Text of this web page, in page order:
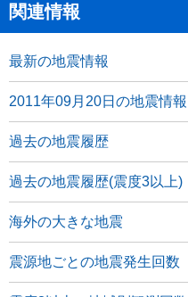
関連情報
最新の地震情報
2011年09月20日の地震情報
過去の地震履歴
過去の地震履歴(震度3以上)
海外の大きな地震
震源地ごとの地震発生回数